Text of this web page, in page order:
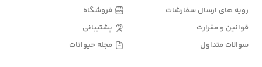
رویه های ارسال سفارشات
قوانین و مقرارت
سوالات متداول
فروشگاه
پشتیبانی
مجله حیوانات